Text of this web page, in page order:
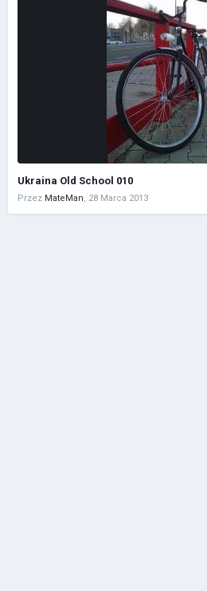
Ukraina Old School 010
Przez MateMan, 28 Marca 2013